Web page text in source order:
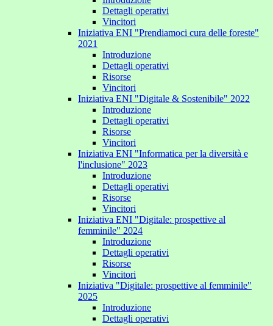
Dettagli operativi
Vincitori
Iniziativa ENI "Prendiamoci cura delle foreste"
2021
Introduzione
Dettagli operativi
Risorse
Vincitori
Iniziativa ENI "Digitale & Sostenibile" 2022
Introduzione
Dettagli operativi
Risorse
Vincitori
Iniziativa ENI "Informatica per la diversità e
l'inclusione" 2023
Introduzione
Dettagli operativi
Risorse
Vincitori
Iniziativa ENI "Digitale: prospettive al
femminile" 2024
Introduzione
Dettagli operativi
Risorse
Vincitori
Iniziativa "Digitale: prospettive al femminile"
2025
Introduzione
Dettagli operativi